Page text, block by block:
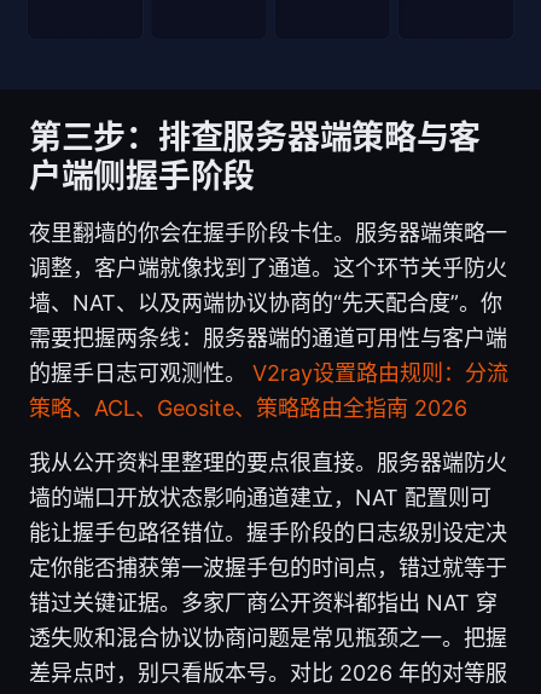
第三步：排查服务器端策略与客
户端侧握手阶段
夜里翻墙的你会在握手阶段卡住。服务器端策略一
调整，客户端就像找到了通道。这个环节关乎防火
墙、NAT、以及两端协议协商的“先天配合度”。你
需要把握两条线：服务器端的通道可用性与客户端
的握手日志可观测性。 V2ray设置路由规则：分流
策略、ACL、Geosite、策略路由全指南 2026
我从公开资料里整理的要点很直接。服务器端防火
墙的端口开放状态影响通道建立，NAT 配置则可
能让握手包路径错位。握手阶段的日志级别设定决
定你能否捕获第一波握手包的时间点，错过就等于
错过关键证据。多家厂商公开资料都指出 NAT 穿
透失败和混合协议协商问题是常见瓶颈之一。把握
差异点时，别只看版本号。对比 2026 年的对等服